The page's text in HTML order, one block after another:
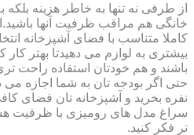
از طرفی نه تنها به خاطر هزینه
خانگی هم مراقب ظرفیت آنها
کاملا متناسب با فضای آشپزخانه
بیشتری به لوازم می دهیدتا بهتر کار
باشند و هم خودتان استفاده راحت
نفره بخرید و آشپزخانه تان فضای
سراغ مدل های رومیزی با ظرفیت
تر فکر کنید.